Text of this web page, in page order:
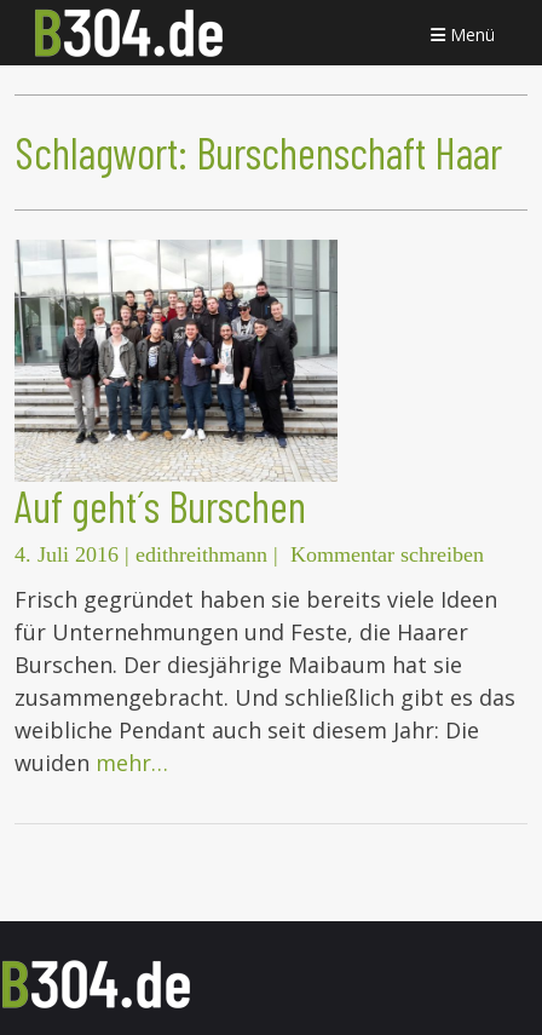
Menü
Schlagwort: Burschenschaft Haar
Auf geht´s Burschen
4. Juli 2016 | edithreithmann | Kommentar schreiben
Frisch gegründet haben sie bereits viele Ideen
für Unternehmungen und Feste, die Haarer
Burschen. Der diesjährige Maibaum hat sie
zusammengebracht. Und schließlich gibt es das
weibliche Pendant auch seit diesem Jahr: Die
wuiden mehr…